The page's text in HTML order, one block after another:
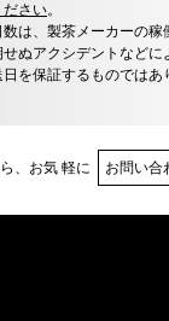
ださい。
は、製茶メーカーの稼
ぬアクシデントなどに
を保証するものではあ
、お気 軽に お問い合